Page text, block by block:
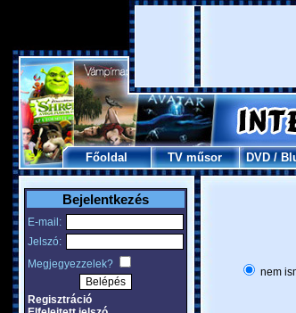
Főoldal TV műsor DVD/
Bejelentkezés
E-mail:
Jelszó:
Megjegyezzelek?
Regisztráció
nem